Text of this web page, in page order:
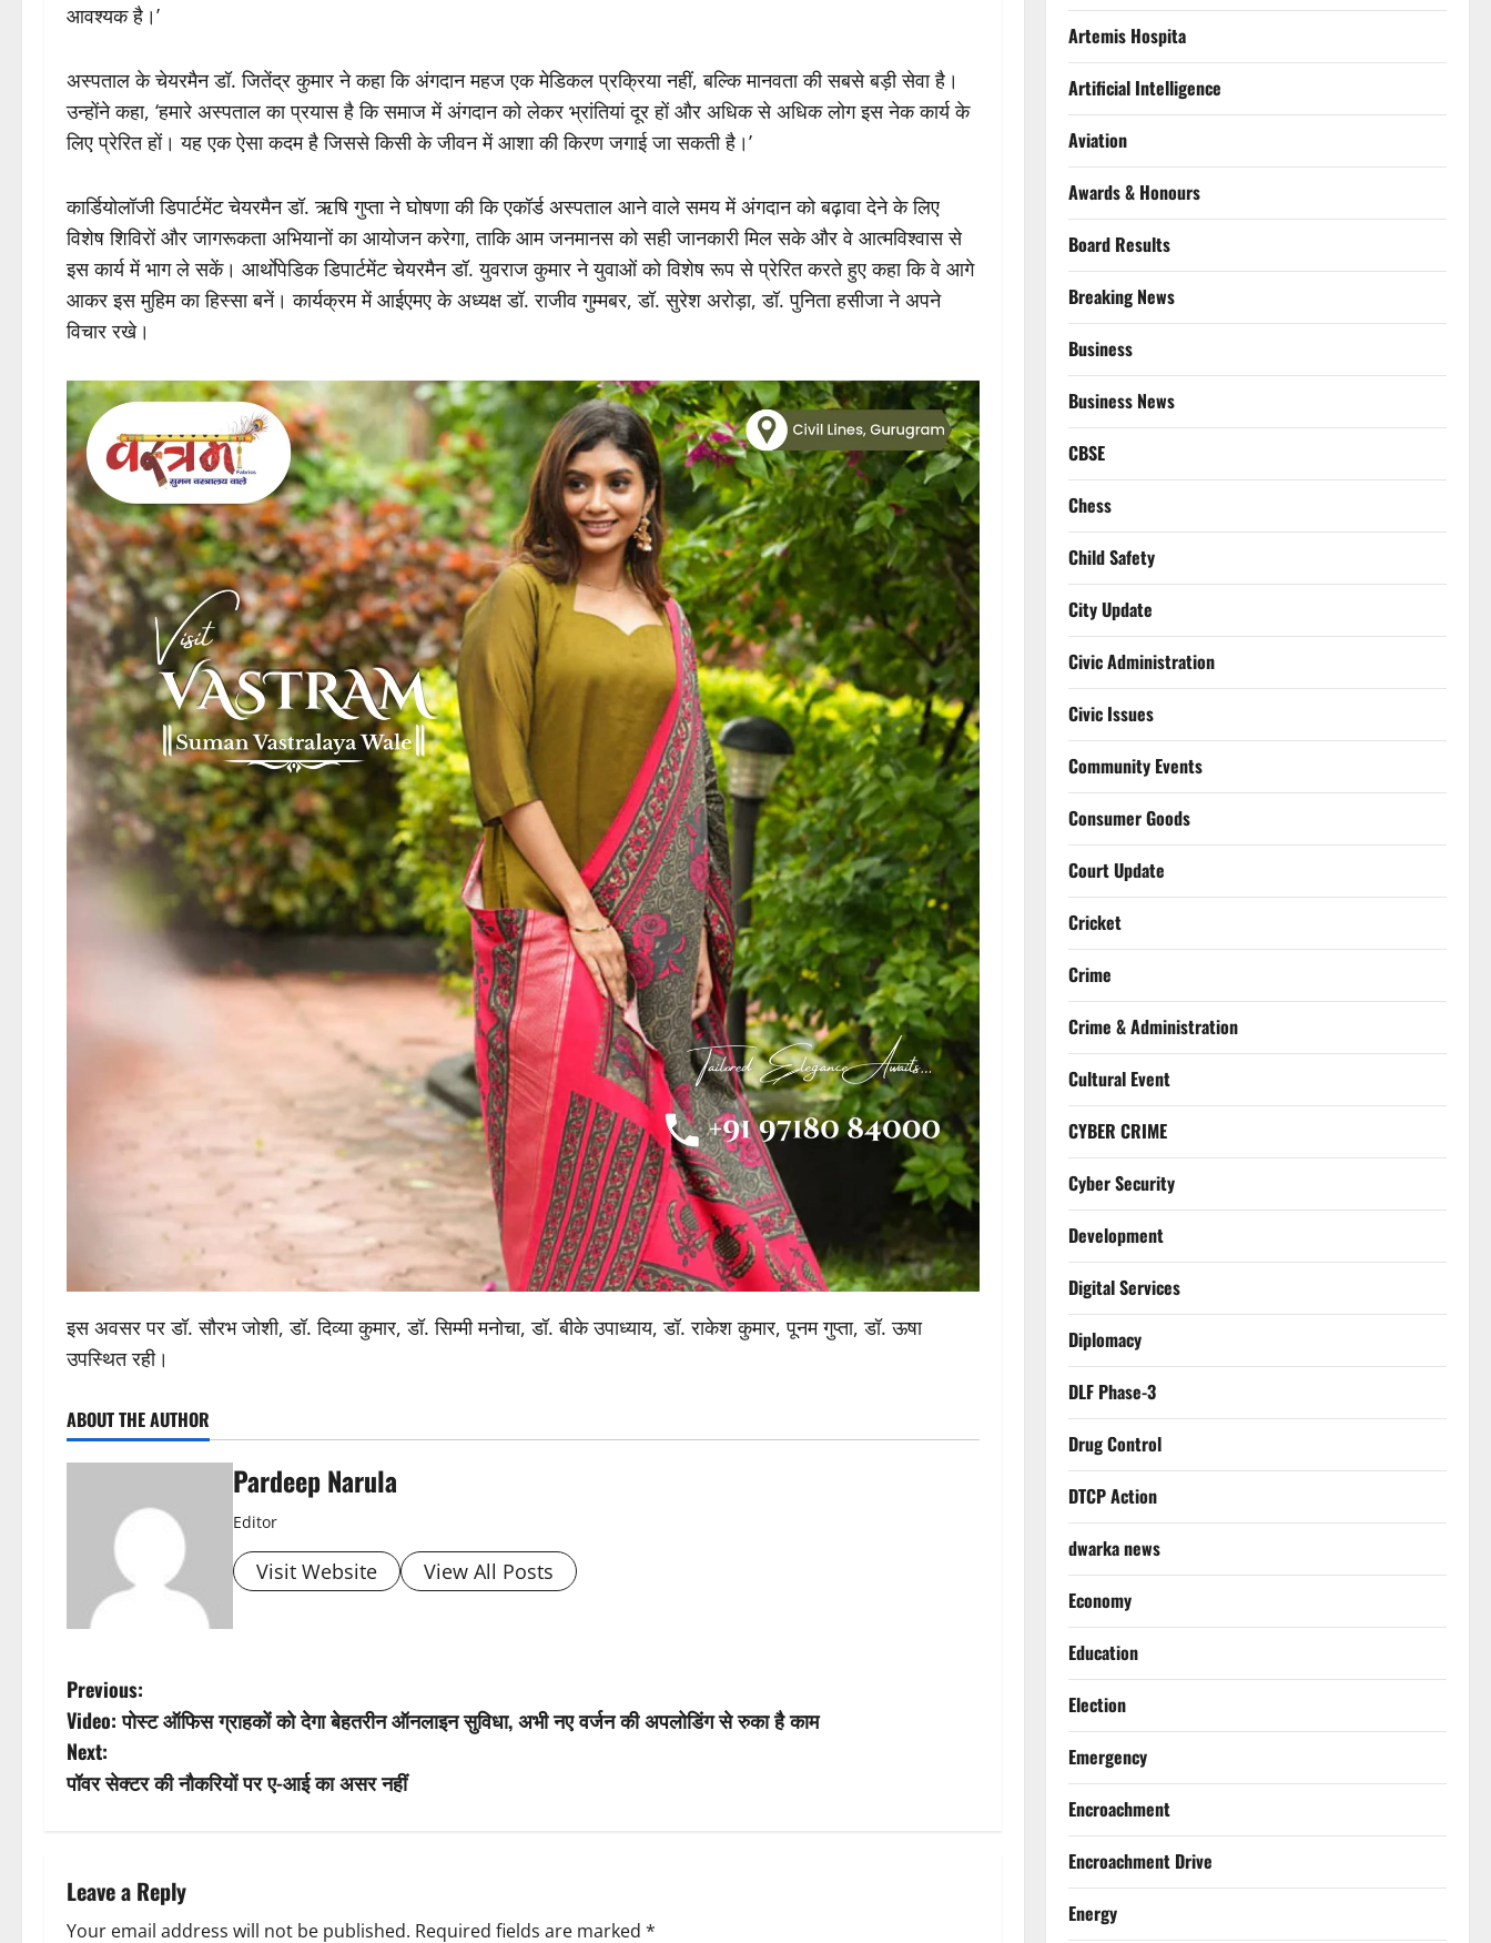
आवश्यक है।’
अस्पताल के चेयरमैन डॉ. जितेंद्र कुमार ने कहा कि अंगदान महज एक मेडिकल प्रक्रिया नहीं, बल्कि मानवता की सबसे बड़ी सेवा है।
उन्होंने कहा, ‘हमारे अस्पताल का प्रयास है कि समाज में अंगदान को लेकर भ्रांतियां दूर हों और अधिक से अधिक लोग इस नेक कार्य के
लिए प्रेरित हों। यह एक ऐसा कदम है जिससे किसी के जीवन में आशा की किरण जगाई जा सकती है।’
कार्डियोलॉजी डिपार्टमेंट चेयरमैन डॉ. ऋषि गुप्ता ने घोषणा की कि एकॉर्ड अस्पताल आने वाले समय में अंगदान को बढ़ावा देने के लिए
विशेष शिविरों और जागरूकता अभियानों का आयोजन करेगा, ताकि आम जनमानस को सही जानकारी मिल सके और वे आत्मविश्वास से
इस कार्य में भाग ले सकें। आर्थाेपेडिक डिपार्टमेंट चेयरमैन डॉ. युवराज कुमार ने युवाओं को विशेष रूप से प्रेरित करते हुए कहा कि वे आगे
आकर इस मुहिम का हिस्सा बनें। कार्यक्रम में आईएमए के अध्यक्ष डॉ. राजीव गुम्मबर, डॉ. सुरेश अरोड़ा, डॉ. पुनिता हसीजा ने अपने
विचार रखे।
इस अवसर पर डॉ. सौरभ जोशी, डॉ. दिव्या कुमार, डॉ. सिम्मी मनोचा, डॉ. बीके उपाध्याय, डॉ. राकेश कुमार, पूनम गुप्ता, डॉ. ऊषा
उपस्थित रही।
ABOUT THE AUTHOR
Pardeep Narula
Editor
Visit Website View All Posts
P
o
s
n
a
Previous:
Video: पोस्ट ऑफिस ग्राहकों को देगा बेहतरीन ऑनलाइन सुविधा, अभी नए वर्जन की अपलोडिंग से रुका है काम
Next:
पॉवर सेक्टर की नौकरियों पर ए-आई का असर नहीं
Leave a Reply
Your email address will not be published. Required fields are marked *
Artemis Hospita
Artificial Intelligence
Aviation
Awards & Honours
Board Results
Breaking News
Business
Business News
CBSE
Chess
Child Safety
City Update
Civic Administration
Civic Issues
Community Events
Consumer Goods
Court Update
Cricket
Crime
Crime & Administration
Cultural Event
CYBER CRIME
Cyber Security
Development
Digital Services
Diplomacy
DLF Phase-3
Drug Control
DTCP Action
dwarka news
Economy
Education
Election
Emergency
Encroachment
Encroachment Drive
Energy